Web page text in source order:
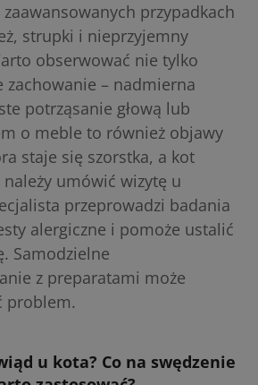
przypadkach
strupki i nieprzyjemny
obserwować nie tylko
zachowanie – nadmierna
potrząsanie głową lub
o meble to również objawy
staje się szorstka, a kot
należy umówić wizytę u
przeprowadzi badania
alergiczne i pomoże ustalić
Samodzielne
z preparatami może
problem.
u kota? Co na swędzenie